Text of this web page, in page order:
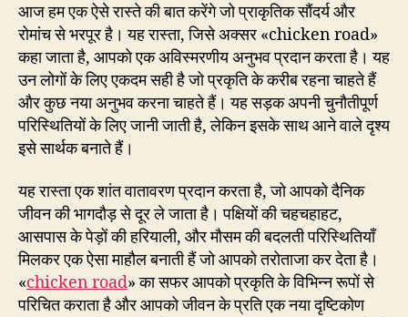
आज हम एक ऐसे रास्ते की बात करेंगे जो प्राकृतिक सौंदर्य और
रोमांच से भरपूर है। यह रास्ता, जिसे अक्सर «chicken road»
कहा जाता है, आपको एक अविस्मरणीय अनुभव प्रदान करता है। यह
उन लोगों के लिए एकदम सही है जो प्रकृति के करीब रहना चाहते हैं
और कुछ नया अनुभव करना चाहते हैं। यह सड़क अपनी चुनौतीपूर्ण
परिस्थितियों के लिए जानी जाती है, लेकिन इसके साथ आने वाले दृश्य
इसे सार्थक बनाते हैं।
यह रास्ता एक शांत वातावरण प्रदान करता है, जो आपको दैनिक
जीवन की भागदौड़ से दूर ले जाता है। पक्षियों की चहचहाहट,
आसपास के पेड़ों की हरियाली, और मौसम की बदलती परिस्थितियाँ
मिलकर एक ऐसा माहौल बनाती हैं जो आपको तरोताजा कर देता है।
«chicken road» का सफर आपको प्रकृति के विभिन्न रूपों से
परिचित कराता है और आपको जीवन के प्रति एक नया दृष्टिकोण